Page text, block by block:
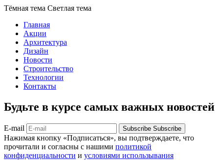
Тёмная тема Светлая тема
Главная
Акции
Архитектура
Дизайн
Новости
Строительство
Технологии
Контакты
Будьте в курсе самых важных новостей
E-mail Subscribe Subscribe
Нажимая кнопку «Подписаться», вы подтверждаете, что
прочитали и согласны с нашими политикой
конфиденциальности и условиями использывания